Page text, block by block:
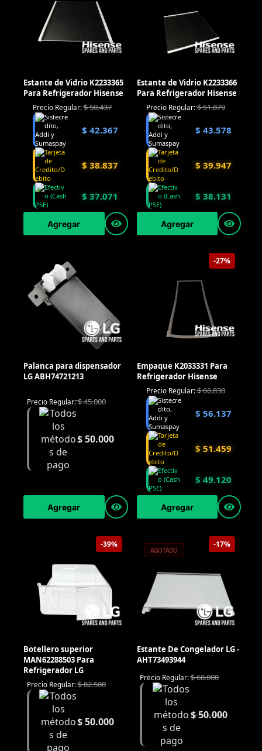
Estante de Vidrio K2233365
Para Refrigerador Hisense
Precio Regular:$50.437
$ 42.367
$ 38.837
$ 37.071
Agregar
Estante de Vidrio K2233366
Para Refrigerador Hisense
Precio Regular:$51.879
$ 43.578
$ 39.947
$ 38.131
Agregar
Palanca para dispensador
LG ABH74721213
Precio Regular:$45.000
$50.000
Agregar
-27%
Empaque K2033331 Para
Refrigerador Hisense
Precio Regular:$66.830
$ 56.137
$ 51.459
$ 49.120
Agregar
-39%
Botellero superior
MAN62288503 Para
Refrigerador LG
Precio Regular:$82.500
$50.000
-17%
AGOTADO
Estante De Congelador LG -
AHT73493944
Precio Regular:$60.000
$50.000